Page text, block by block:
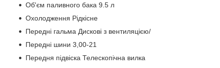
Об'єм паливного бака 9.5 л
Охолодження Рідкісне
Передні гальма Дискові з вентиляцією/
Передні шини 3,00-21
Передня підвіска Телескопічна вилка